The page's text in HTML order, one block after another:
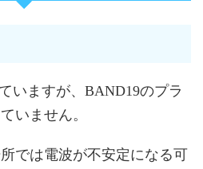
いますが、BAND19のプラ
いません。
では電波が不安定になる可